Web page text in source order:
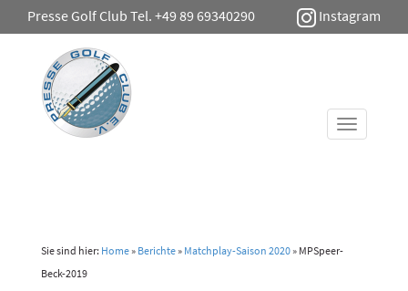
Presse Golf Club Tel. +49 89 69340290 Instagram
Toggle
Sie sind hier: Home» Berichte» Matchplay-Saison 2020» MPSpeer-
Beck-2019